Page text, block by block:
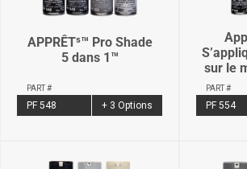
APPRÊT⁵™ Pro Shade
5 dans 1™
PART #
PF 548 + 3 Options
sur le
PART #
PF 554